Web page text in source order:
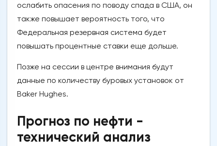
ослабить опасения по поводу спада в США, он
также повышает вероятность того, что
Федеральная резервная система будет
повышать процентные ставки еще дольше.
Позже на сессии в центре внимания будут
данные по количеству буровых установок от
Baker Hughes.
Прогноз по нефти -
технический анализ